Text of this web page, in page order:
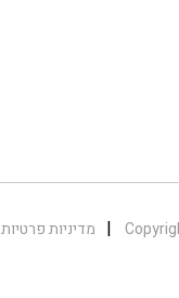
| מדיניות פרטיות